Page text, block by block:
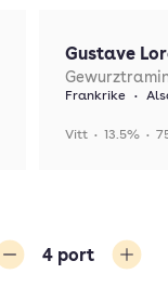
Gustave
Frankrike •
Vitt • 13.5% •
4 port